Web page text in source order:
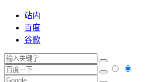
站内
百度
谷歌